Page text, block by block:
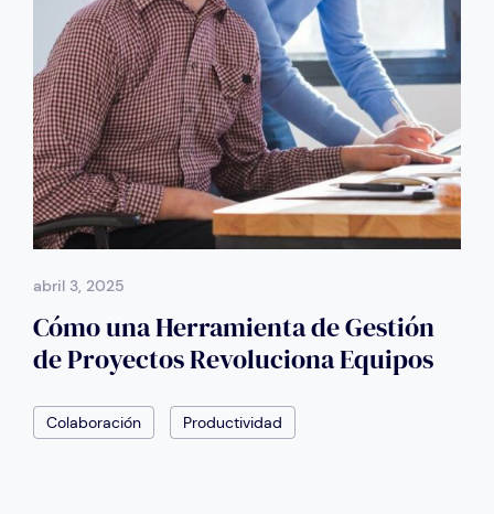
abril 3, 2025
Cómo una Herramienta de Gestión
de Proyectos Revoluciona Equipos
Colaboración Productividad